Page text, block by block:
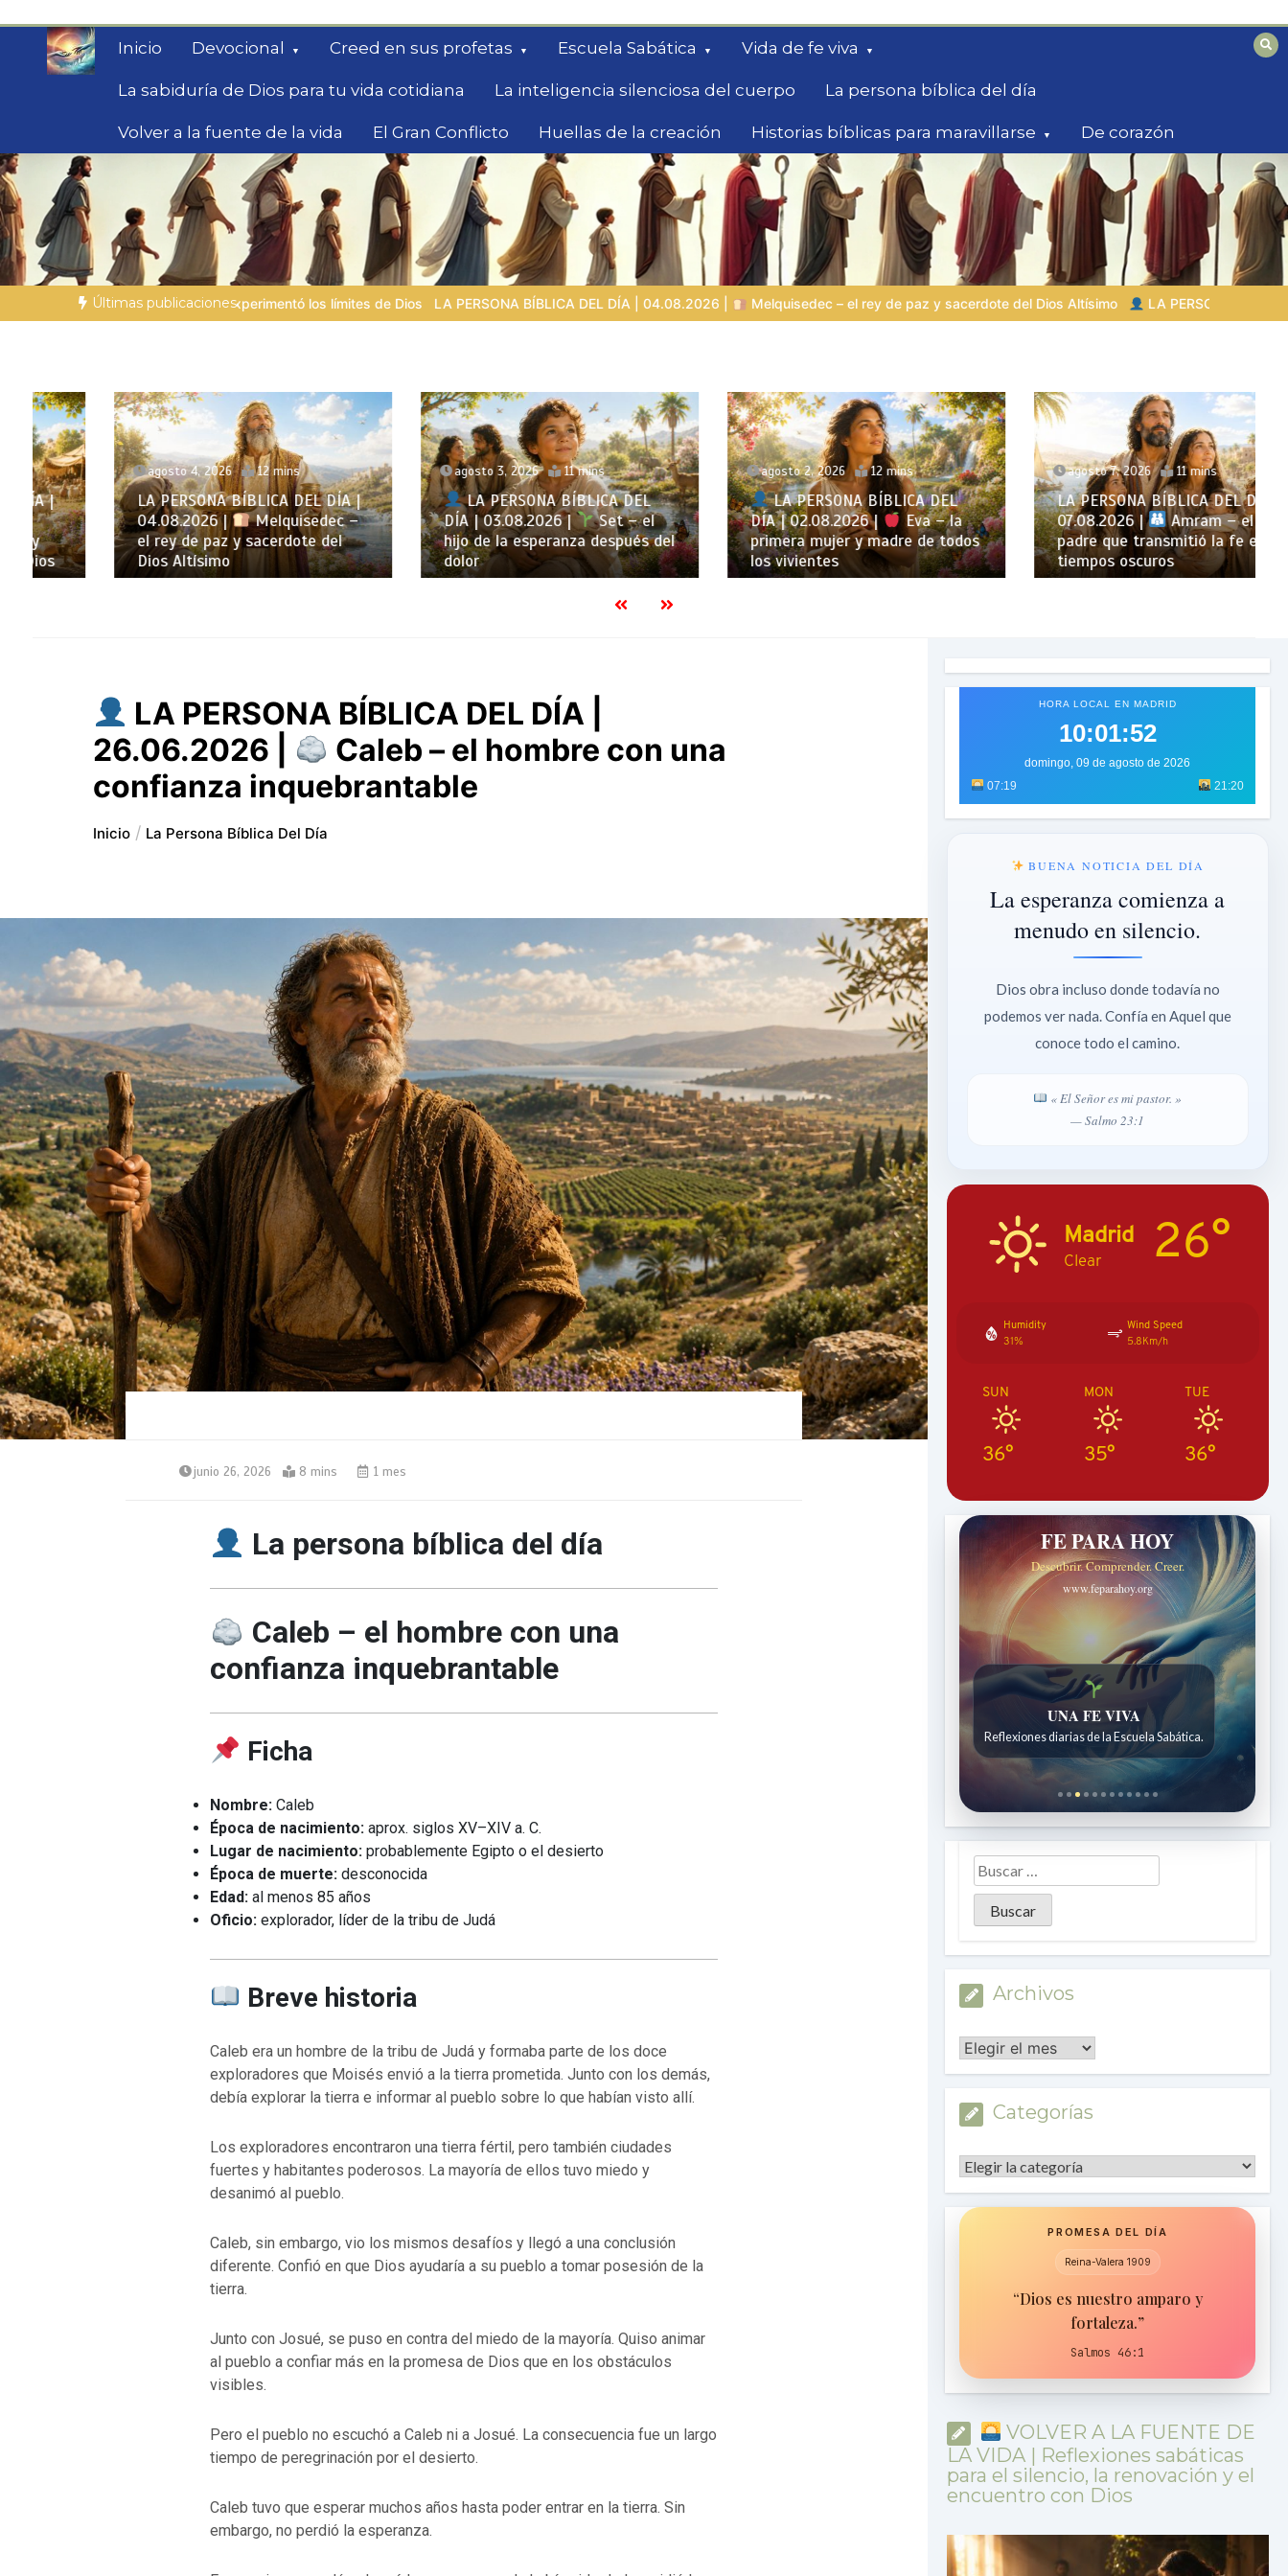
contenido
Inicio Devocional Creed en sus profetas Escuela Sabática Vida de fe viva
La sabiduría de Dios para tu vida cotidiana La inteligencia silenciosa del cuerpo La persona bíblica del día
Volver a la fuente de la vida El Gran Conflicto Huellas de la creación Historias bíblicas para maravillarse De corazón
Fe para Hoy
Reflexiones bíblicas para personas en búsqueda
Últimas publicaciones
los límites de Dios LA PERSONA BÍBLICA DEL DÍA | 04.08.2026 | Melquisedec – el rey de paz y sacerdote del Dios Altísimo LA PERSONA BÍBLICA DEL DÍA | 03.08.2026 |
agosto 4, 2026 12 mins
LA PERSONA BÍBLICA DEL DÍA |
04.08.2026 |
Melquisedec –
el rey de paz y sacerdote del
Dios Altísimo
agosto 3, 2026 11 mins
LA PERSONA BÍBLICA DEL
DÍA | 03.08.2026 |
Set – el
hijo de la esperanza después del
dolor
agosto 2, 2026 12 mins
LA PERSONA BÍBLICA DEL
DÍA | 02.08.2026 |
Eva – la
primera mujer y madre de todos
los vivientes
agosto 7, 2026 11 mins
LA PERSONA BÍBLICA DEL DÍA |
07.08.2026 |
Amram – el
padre que transmitió la fe en
tiempos oscuros
LA PERSONA BÍBLICA DEL DÍA |
26.06.2026 |
Caleb – el hombre con una
confianza inquebrantable
Inicio La Persona Bíblica Del Día
junio 26, 2026 8 mins 1 mes
La persona bíblica del día
Caleb – el hombre con una
confianza inquebrantable
Ficha
Nombre:Caleb
Época de nacimiento:aprox. siglos XV–XIV a. C.
Lugar de nacimiento:probablemente Egipto o el desierto
Época de muerte:desconocida
Edad:al menos 85 años
Oficio:explorador, líder de la tribu de Judá
Breve historia
Caleb era un hombre de la tribu de Judá y formaba parte de los doce
exploradores que Moisés envió a la tierra prometida. Junto con los demás,
debía explorar la tierra e informar al pueblo sobre lo que habían visto allí.
Los exploradores encontraron una tierra fértil, pero también ciudades
fuertes y habitantes poderosos. La mayoría de ellos tuvo miedo y
desanimó al pueblo.
Caleb, sin embargo, vio los mismos desafíos y llegó a una conclusión
diferente. Confió en que Dios ayudaría a su pueblo a tomar posesión de la
tierra.
Junto con Josué, se puso en contra del miedo de la mayoría. Quiso animar
al pueblo a confiar más en la promesa de Dios que en los obstáculos
visibles.
Pero el pueblo no escuchó a Caleb ni a Josué. La consecuencia fue un largo
tiempo de peregrinación por el desierto.
Caleb tuvo que esperar muchos años hasta poder entrar en la tierra. Sin
embargo, no perdió la esperanza.
HORA LOCAL EN MADRID
10:01:53
domingo, 09 de agosto de 2026
07:19
21:20
BUENA NOTICIA DEL DÍA
La esperanza comienza a
menudo en silencio.
Dios obra incluso donde todavía no
podemos ver nada. Confía en Aquel que
conoce todo el camino.
« El Señor es mi pastor. »
— Salmo 23:1
Madrid
Clear 26°
Humidity
31%
Wind Speed
5.8Km/h
SUN
36°
MON
35°
TUE
36°
FE PARA HOY
Descubrir. Comprender. Creer.
www.feparahoy.org
UNA FE VIVA
Reflexiones diarias de la Escuela Sabática.
Archivos
Archivos
Categorías
Categorías
PROMESA DEL DÍA
Reina-Valera 1909
“Dios es nuestro amparo y
fortaleza.”
Salmos 46:1
VOLVER A LA FUENTE DE
LA VIDA | Reflexiones sabáticas
para el silencio, la renovación y el
encuentro con Dios